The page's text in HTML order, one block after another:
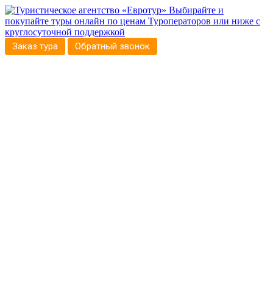
Выбирайте и
покупайте туры онлайн по ценам Туроператоров или ниже с
круглосуточной поддержкой
Заказ тура Обратный звонок